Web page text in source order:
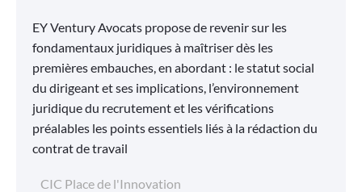
EY Ventury Avocats propose de revenir sur les
fondamentaux juridiques à maîtriser dès les
premières embauches, en abordant : le statut social
du dirigeant et ses implications, l’environnement
juridique du recrutement et les vérifications
préalables les points essentiels liés à la rédaction du
contrat de travail
CIC Place de l'Innovation